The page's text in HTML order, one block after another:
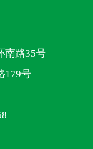
南路35号
179号